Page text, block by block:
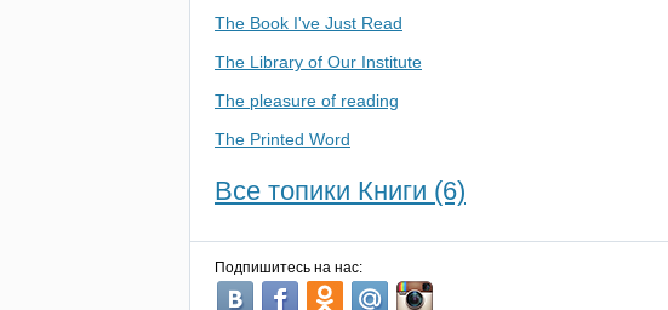
The Book I've Just Read
The Library of Our Institute
The pleasure of reading
The Printed Word
Все топики Книги (6)
Подпишитесь на нас: